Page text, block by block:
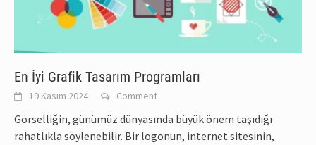
En İyi Grafik Tasarım Programları
19 Kasım 2024 Comment
Görselliğin, günümüz dünyasında büyük önem taşıdığı
rahatlıkla söylenebilir. Bir logonun, internet sitesinin,